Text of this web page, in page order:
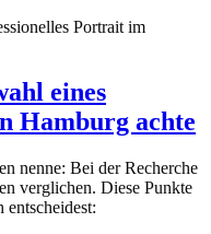
Portrait im
eines
Hamburg achte
nenne: Bei der Recherche
verglichen. Diese Punkte
entscheidest: